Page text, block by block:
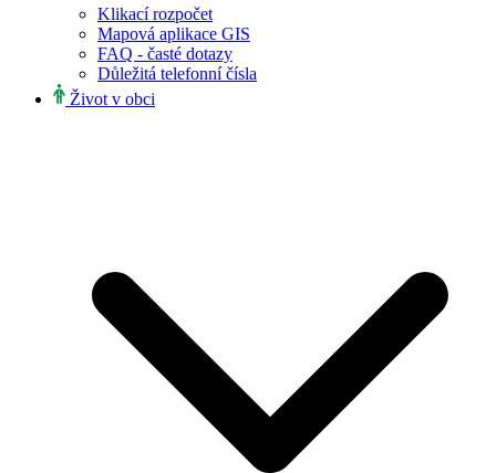
Klikací rozpočet
Mapová aplikace GIS
FAQ - časté dotazy
Důležitá telefonní čísla
Život v obci